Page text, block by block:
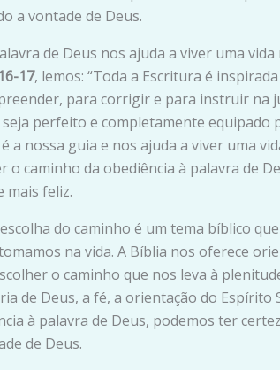
a vontade de Deus.
de Deus nos ajuda a viver uma
17, lemos: “Toda a Escritura é
para corrigir e para instruir na
perfeito e completamente equipado
a nossa guia e nos ajuda a viver uma
o caminho da obediência à palavra de
mais feliz.
do caminho é um tema bíblico
na vida. A Bíblia nos oferece
o caminho que nos leva à
de Deus, a fé, a orientação do Espírito
à palavra de Deus, podemos ter
de Deus.